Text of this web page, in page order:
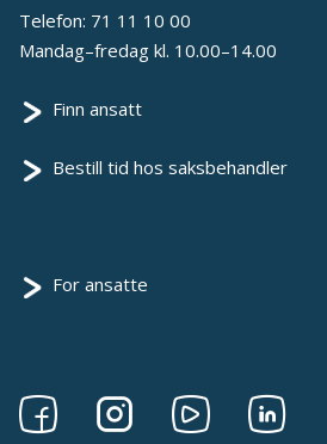
Telefon: 71 11 10 00
Mandag–fredag kl. 10.00–14.00
Finn ansatt
Bestill tid hos saksbehandler
For ansatte
Følg Følg Følg Følg